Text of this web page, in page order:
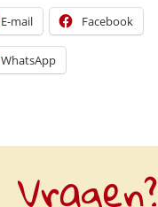
E-mail Facebook
WhatsApp
Vragen?